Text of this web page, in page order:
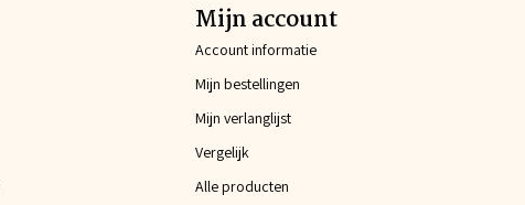
Mijn account
Account informatie
Mijn bestellingen
Mijn verlanglijst
Vergelijk
Alle producten